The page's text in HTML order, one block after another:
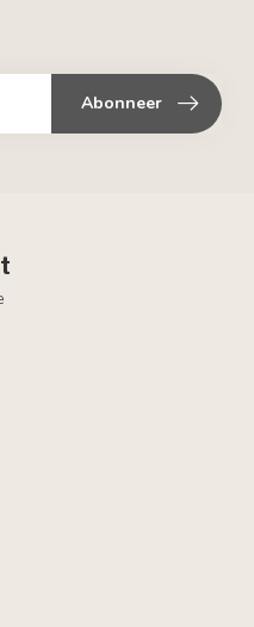
Abonneer